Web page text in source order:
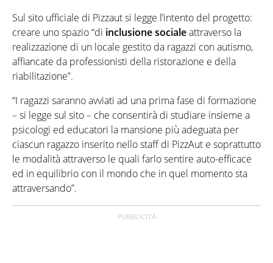
Sul sito ufficiale di Pizzaut si legge l’intento del progetto:
creare uno spazio “di inclusione socialeattraverso la
realizzazione di un locale gestito da ragazzi con autismo,
affiancate da professionisti della ristorazione e della
riabilitazione”.
“I ragazzi saranno avviati ad una prima fase di formazione
– si legge sul sito – che consentirà di studiare insieme a
psicologi ed educatori la mansione più adeguata per
ciascun ragazzo inserito nello staff di PizzAut e soprattutto
le modalità attraverso le quali farlo sentire auto-efficace
ed in equilibrio con il mondo che in quel momento sta
attraversando”.